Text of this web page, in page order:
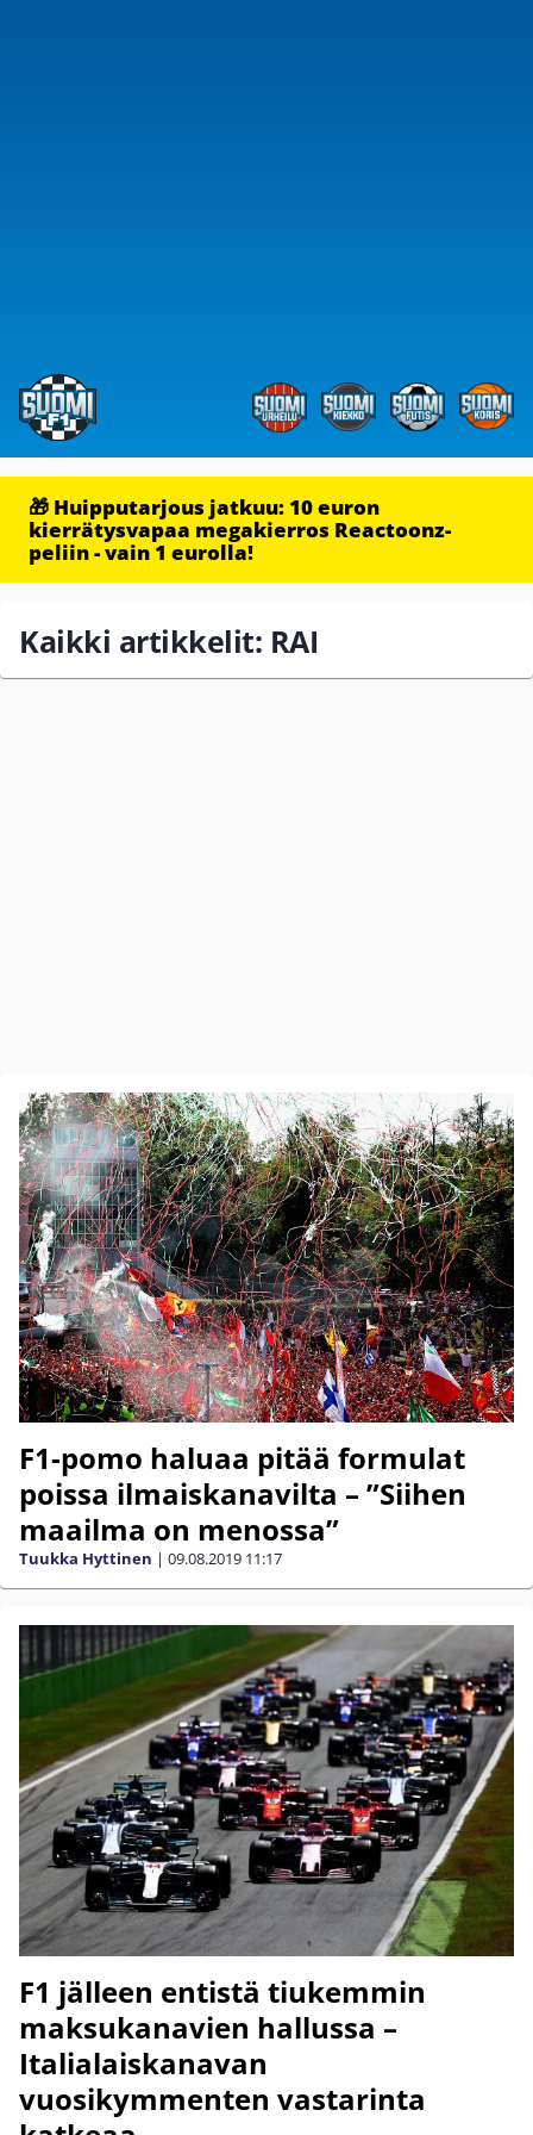
🎁 Huipputarjous jatkuu: 10 euron
kierrätysvapaa megakierros Reactoonz-
peliin - vain 1 eurolla!
Kaikki artikkelit: RAI
F1-pomo haluaa pitää formulat
poissa ilmaiskanavilta – ”Siihen
maailma on menossa”
Tuukka Hyttinen | 09.08.2019 11:17
F1 jälleen entistä tiukemmin
maksukanavien hallussa –
Italialaiskanavan
vuosikymmenten vastarinta